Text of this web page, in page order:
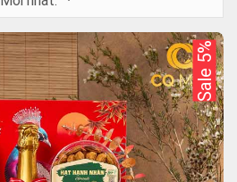
Sale 5%